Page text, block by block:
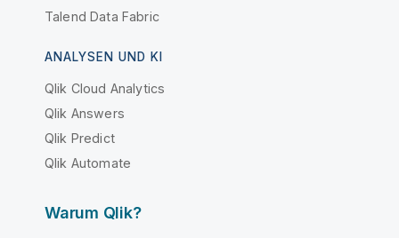
Talend Data Fabric
ANALYSEN UND KI
Qlik Cloud Analytics
Qlik Answers
Qlik Predict
Qlik Automate
Warum Qlik?